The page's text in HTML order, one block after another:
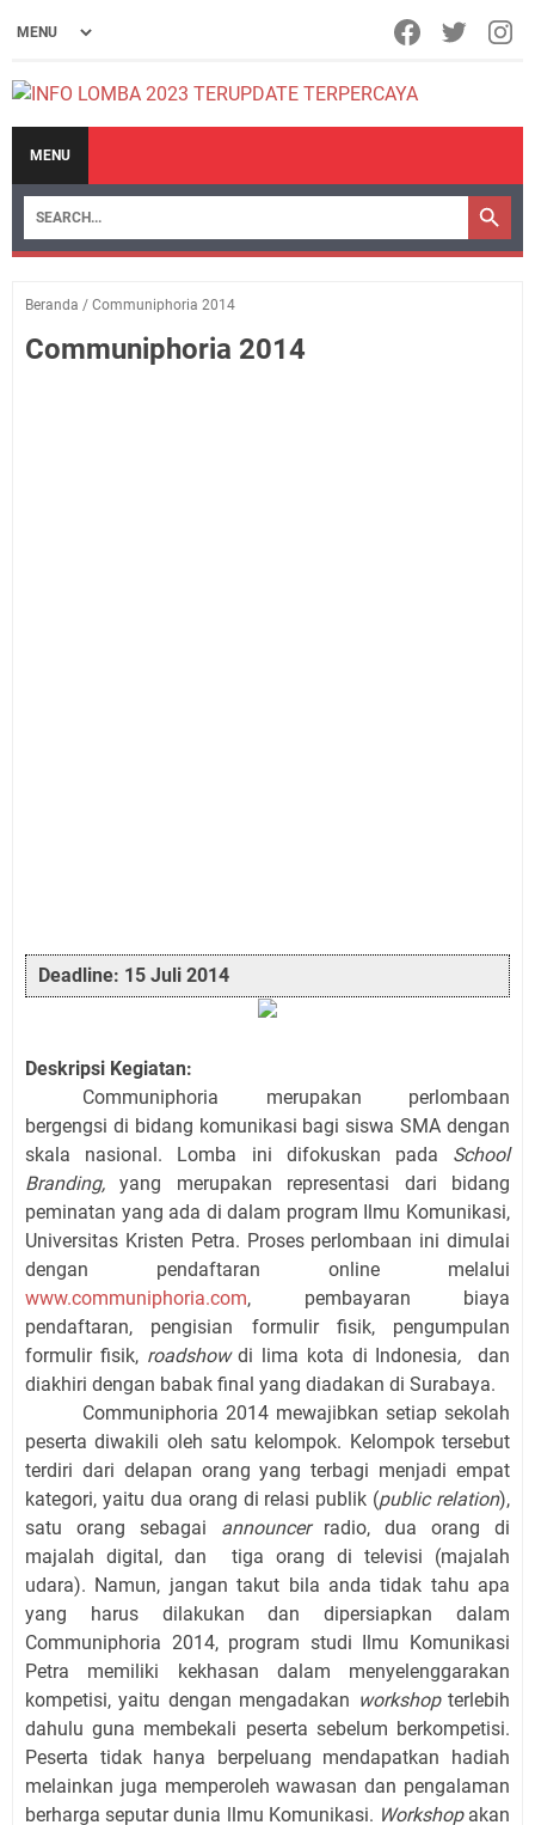
MENU
Beranda / Communiphoria 2014
Communiphoria 2014
Deadline: 15 Juli 2014
Deskripsi Kegiatan:
Communiphoria merupakan perlombaan
bergengsi di bidang komunikasi bagi siswa SMA dengan
skala nasional. Lomba ini difokuskan pada School
Branding, yang merupakan representasi dari bidang
peminatan yang ada di dalam program Ilmu Komunikasi,
Universitas Kristen Petra. Proses perlombaan ini dimulai
dengan pendaftaran online melalui
www.communiphoria.com, pembayaran biaya
pendaftaran, pengisian formulir fisik, pengumpulan
formulir fisik, roadshowdi lima kota di Indonesia,dan
diakhiri dengan babak final yang diadakan di Surabaya.
Communiphoria 2014 mewajibkan setiap sekolah
peserta diwakili oleh satu kelompok. Kelompok tersebut
terdiri dari delapan orang yang terbagi menjadi empat
kategori, yaitu dua orang di relasi publik (public relation),
satu orang sebagai announcerradio, dua orang di
majalah digital, dan tiga orang di televisi (majalah
udara). Namun, jangan takut bila anda tidak tahu apa
yang harus dilakukan dan dipersiapkan dalam
Communiphoria 2014, program studi Ilmu Komunikasi
Petra memiliki kekhasan dalam menyelenggarakan
kompetisi, yaitu dengan mengadakan workshopterlebih
dahulu guna membekali peserta sebelum berkompetisi.
Peserta tidak hanya berpeluang mendapatkan hadiah
melainkan juga memperoleh wawasan dan pengalaman
berharga seputar dunia llmu Komunikasi. Workshopakan